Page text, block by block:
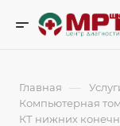
Главная —
Компьютерная
КТ нижних